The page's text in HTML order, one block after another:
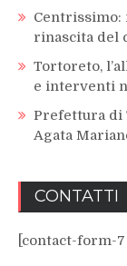
Centrissimo:
rinascita del
Tortoreto,
e interventi
Prefettura di
Agata
CONTATTI
[contact-form-7